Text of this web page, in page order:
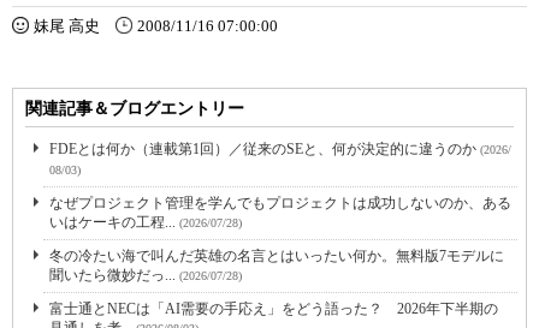
妹尾 高史 2008/11/16 07:00:00
関連記事＆ブログエントリー
FDEとは何か（連載第1回）／従来のSEと、何が決定的に違うのか (2026/
08/03)
なぜプロジェクト管理を学んでもプロジェクトは成功しないのか、ある
いはケーキの工程... (2026/07/28)
冬の冷たい海で叫んだ英雄の名言とはいったい何か。無料版7モデルに
聞いたら微妙だっ... (2026/07/28)
富士通とNECは「AI需要の手応え」をどう語った？ 2026年下半期の